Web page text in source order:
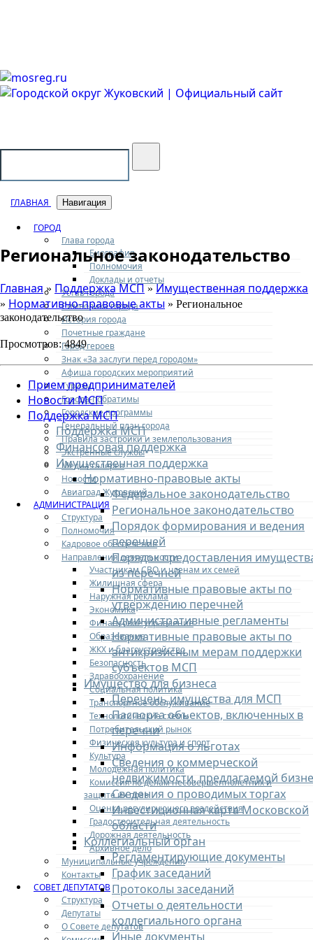
ГЛАВНАЯ Навигация
ГОРОД
Глава города
Биография
Полномочия
Доклады и отчеты
Устав города
Символика города
История города
Почетные граждане
Город героев
Знак «За заслуги перед городом»
Афиша городских мероприятий
Туризм
Города-побратимы
Городские программы
Генеральный план города
Правила застройки и землепользования
Экстренные службы
Медиа галерея
Новости
Авиаград Жуковский
АДМИНИСТРАЦИЯ
Структура
Полномочия
Кадровое обеспечение
Направления деятельности
Участникам СВО и членам их семей
Жилищная сфера
Наружная реклама
Экономика
Финансовое управление
Образование
ЖКХ и благоустройство
Безопасность
Здравоохранение
Социальная политика
Транспортное обслуживание
Технологические схемы
Потребительский рынок
Физическая культура и спорт
Культура
Молодежная политика
Комиссия по делам несовершеннолетних и
защите их прав
Оценка регулирующего воздействия
Градостроительная деятельность
Дорожная деятельность
Архивное дело
Муниципальные учреждения
Контакты
СОВЕТ ДЕПУТАТОВ
Структура
Депутаты
О Совете депутатов
Региональное законодательство
Главная» Поддержка МСП » Имущественная поддержка
» Нормативно-правовые акты » Региональное
законодательство
Просмотров: 4849
Прием предпринимателей
Новости МСП
Поддержка МСП
Поддержка МСП
Финансовая поддержка
Имущественная поддержка
Нормативно-правовые акты
Федеральное законодательство
Региональное законодательство
Порядок формирования и ведения
перечней
Порядок предоставления
из перечней
Нормативные правовые акты по
утверждению перечней
Административные регламенты
Нормативные правовые акты по
антикризисным мерам поддержки
субъектов МСП
Имущество для бизнеса
Перечень имущества для МСП
Паспорта объектов, включенных в
перечни
Информация о льготах
Сведения о коммерческой
недвижимости, предлагаемой
Сведения о проводимых торгах
Инвестиционная карта Московской
области
Коллегиальный орган
Регламентирующие документы
График заседаний
Протоколы заседаний
Отчеты о деятельности
коллегиального органа
Иные документы